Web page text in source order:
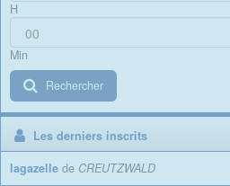
H
Min
Rechercher
Les derniers inscrits
lagazelle de CREUTZWALD